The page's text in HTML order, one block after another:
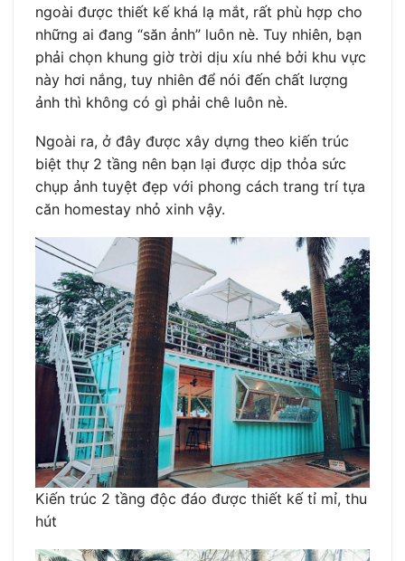
ngoài được thiết kế khá lạ mắt, rất phù hợp cho
những ai đang “săn ảnh” luôn nè. Tuy nhiên, bạn
phải chọn khung giờ trời dịu xíu nhé bởi khu vực
này hơi nắng, tuy nhiên để nói đến chất lượng
ảnh thì không có gì phải chê luôn nè.
Ngoài ra, ở đây được xây dựng theo kiến trúc
biệt thự 2 tầng nên bạn lại được dịp thỏa sức
chụp ảnh tuyệt đẹp với phong cách trang trí tựa
căn homestay nhỏ xinh vậy.
Kiến trúc 2 tầng độc đáo được thiết kế tỉ mỉ, thu
hút